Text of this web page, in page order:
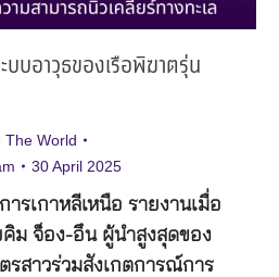
บบอาวุธของเรือพิฆาตรุ่น
The World
30 April 2025
ารเกาหลีเหนือ รายงานเมื่อ
คิม จ็อง-อึน ผู้นำสูงสุดของ
รสาวร่วมสังเกตการณ์การ